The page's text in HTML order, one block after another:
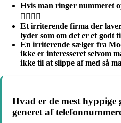
Hvis man ringer nummeret
👎🏻👎🏻
Et irriterende firma der
lyder som om det er et godt
En irriterende sælger fra
ikke er interesseret selvom
ikke til at slippe af med så
Hvad er de mest
generet af